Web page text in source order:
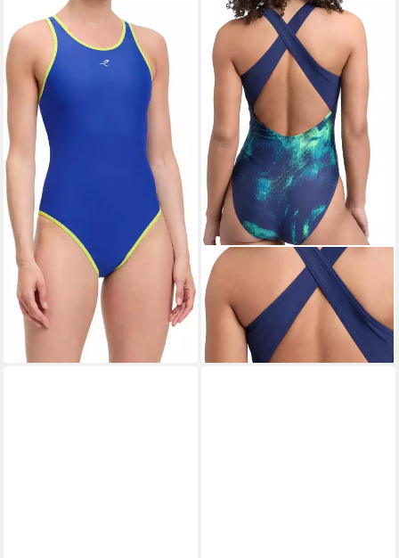
Badeanzug Da.-Badeanzug Pia
W BLUE ROYAL/OLIVE LIG
ab 22,49 € UVP24,99 €
-10%
lieferbar - in 4-5 Werktagen bei dir
ENERGETICS
Schwimmanzug Da.-
Badeanzug Nina II W
29,99 €
lieferbar - in 4-5 Werktagen bei dir